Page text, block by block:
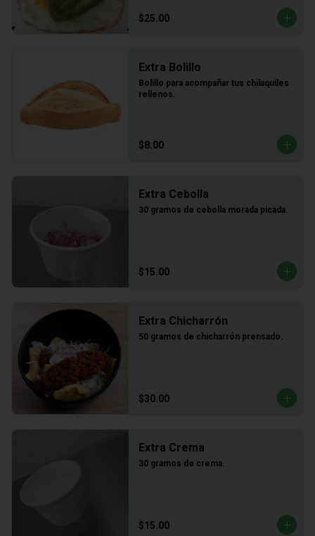
$25.00
Extra Bolillo
Bolillo para acompañar tus chilaquiles
rellenos.
$8.00
Extra Cebolla
30 gramos de cebolla morada picada.
$15.00
Extra Chicharrón
50 gramos de chicharrón prensado.
$30.00
Extra Crema
30 gramos de crema.
$15.00